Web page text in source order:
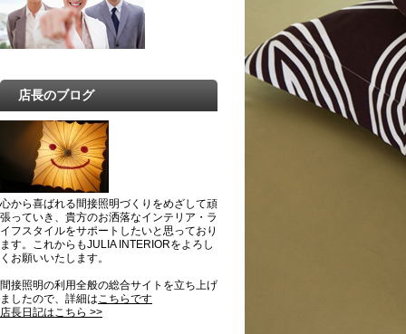
店長のブログ
心から喜ばれる間接照明づくりをめざして頑
張っていき、貴方のお洒落なインテリア・ラ
イフスタイルをサポートしたいと思っており
ます。これからもJULIA INTERIORをよろし
くお願いいたします。
間接照明の利用全般の総合サイトを立ち上げ
ましたので、詳細はこちらです
店長日記はこちら >>